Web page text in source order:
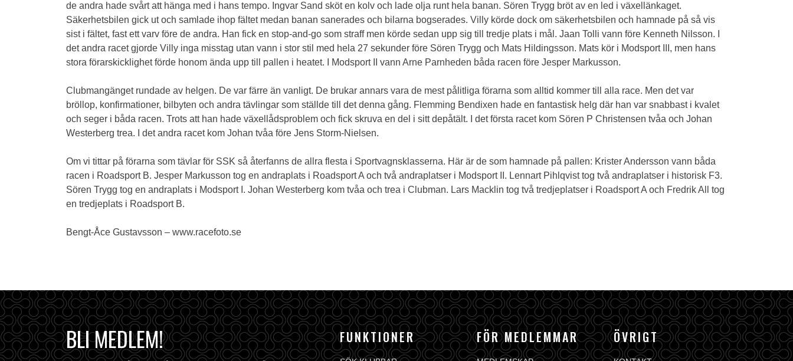
de andra hade svårt att hänga med i hans tempo. Ingvar Sand sköt en kolv och lade olja runt hela banan. Sören Trygg bröt av en led i växellänkaget.
Säkerhetsbilen gick ut och samlade ihop fältet medan banan sanerades och bilarna bogserades. Villy körde dock om säkerhetsbilen och hamnade på så vis
sist i fältet, fast ett varv före de andra. Han fick en stop-and-go som straff men körde sedan upp sig till tredje plats i mål. Jaan Tolli vann före Kenneth Nilsson. I
det andra racet gjorde Villy inga misstag utan vann i stor stil med hela 27 sekunder före Sören Trygg och Mats Hildingsson. Mats kör i Modsport III, men hans
stora förarskicklighet förde honom ända upp till pallen i heatet. I Modsport II vann Arne Parnheden båda racen före Jesper Markusson.
Clubmangänget rundade av helgen. De var färre än vanligt. De brukar annars vara de mest pålitliga förarna som alltid kommer till alla race. Men det var
bröllop, konfirmationer, bilbyten och andra tävlingar som ställde till det denna gång. Flemming Bendixen hade en fantastisk helg där han var snabbast i kvalet
och seger i båda racen. Trots att han hade växellådsproblem och fick skruva en del i sitt depåtält. I det första racet kom Sören P Christensen tvåa och Johan
Westerberg trea. I det andra racet kom Johan tvåa före Jens Storm-Nielsen.
Om vi tittar på förarna som tävlar för SSK så återfanns de allra flesta i Sportvagnsklasserna. Här är de som hamnade på pallen: Krister Andersson vann båda
racen i Roadsport B. Jesper Markusson tog en andraplats i Roadsport A och två andraplatser i Modsport II. Lennart Pihlqvist tog två andraplatser i historisk F3.
Sören Trygg tog en andraplats i Modsport I. Johan Westerberg kom tvåa och trea i Clubman. Lars Macklin tog två tredjeplatser i Roadsport A och Fredrik All tog
en tredjeplats i Roadsport B.
Bengt-Åce Gustavsson – www.racefoto.se
BLI MEDLEM! FUNKTIONER FÖR MEDLEMMAR ÖVRIGT